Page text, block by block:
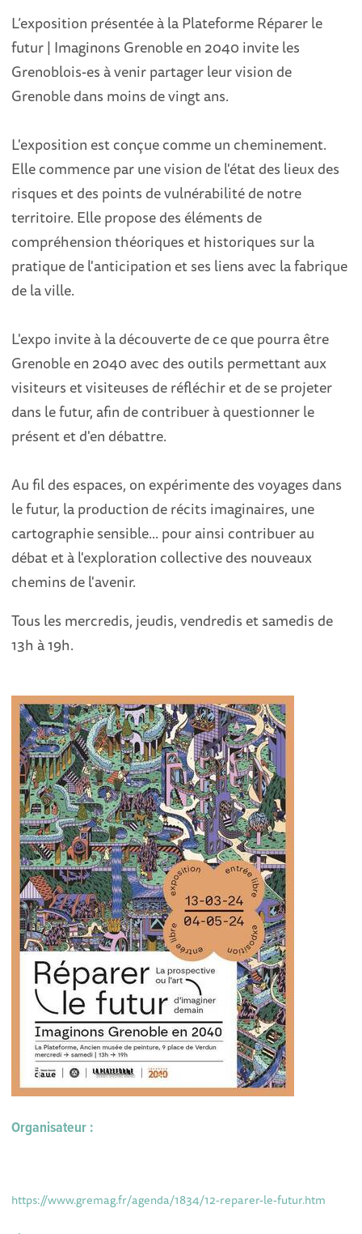
L’exposition présentée à la Plateforme Réparer le
futur | Imaginons Grenoble en 2040 invite les
Grenoblois-es à venir partager leur vision de
Grenoble dans moins de vingt ans.
L'exposition est conçue comme un cheminement.
Elle commence par une vision de l'état des lieux des
risques et des points de vulnérabilité de notre
territoire. Elle propose des éléments de
compréhension théoriques et historiques sur la
pratique de l'anticipation et ses liens avec la fabrique
de la ville.
L'expo invite à la découverte de ce que pourra être
Grenoble en 2040 avec des outils permettant aux
visiteurs et visiteuses de réfléchir et de se projeter
dans le futur, afin de contribuer à questionner le
présent et d'en débattre.
Au fil des espaces, on expérimente des voyages dans
le futur, la production de récits imaginaires, une
cartographie sensible... pour ainsi contribuer au
débat et à l'exploration collective des nouveaux
chemins de l'avenir.
Tous les mercredis, jeudis, vendredis et samedis de
13h à 19h.
Organisateur :
https://www.gremag.fr/agenda/1834/12-reparer-le-futur.htm